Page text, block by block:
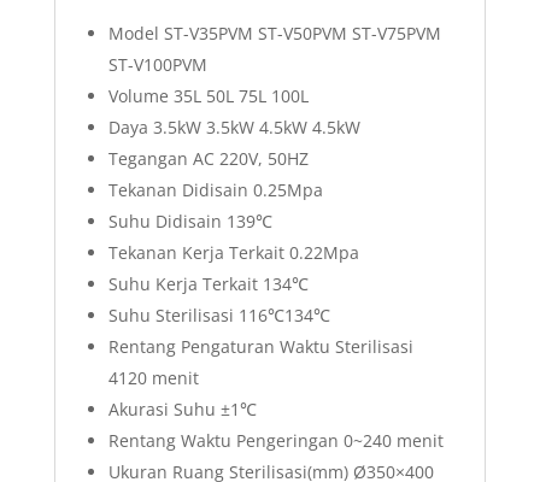
Model ST-V35PVM ST-V50PVM ST-V75PVM
ST-V100PVM
Volume 35L 50L 75L 100L
Daya 3.5kW 3.5kW 4.5kW 4.5kW
Tegangan AC 220V, 50HZ
Tekanan Didisain 0.25Mpa
Suhu Didisain 139℃
Tekanan Kerja Terkait 0.22Mpa
Suhu Kerja Terkait 134℃
Suhu Sterilisasi 116℃134℃
Rentang Pengaturan Waktu Sterilisasi
4120 menit
Akurasi Suhu ±1℃
Rentang Waktu Pengeringan 0~240 menit
Ukuran Ruang Sterilisasi(mm) Ø350×400